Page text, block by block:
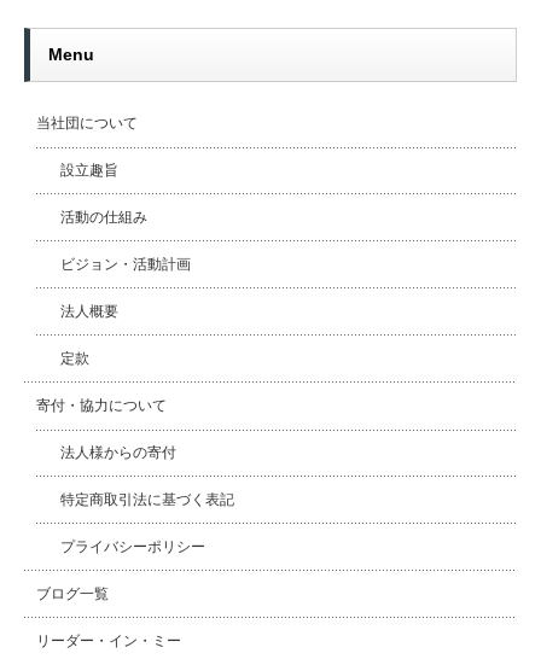
Menu
当社団について
設立趣旨
活動の仕組み
ビジョン・活動計画
法人概要
定款
寄付・協力について
法人様からの寄付
特定商取引法に基づく表記
プライバシーポリシー
ブログ一覧
リーダー・イン・ミー